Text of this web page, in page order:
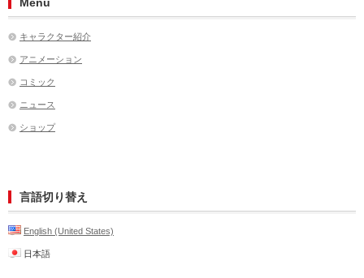
キャラクター紹介
アニメーション
コミック
ニュース
ショップ
言語切り替え
English (United States)
日本語